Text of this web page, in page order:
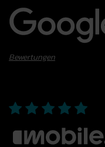
Bewertungen